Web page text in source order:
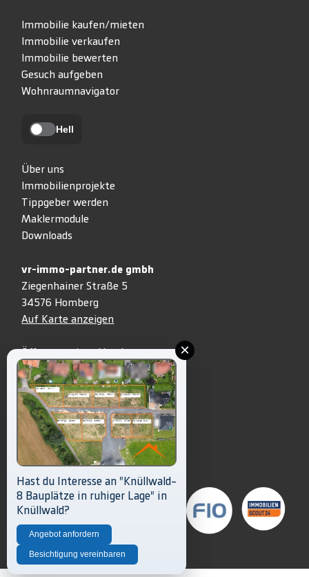
Immobilie kaufen/mieten
Immobilie verkaufen
Immobilie bewerten
Gesuch aufgeben
Wohnraumnavigator
Hell
Über uns
Immobilienprojekte
Tippgeber werden
Maklermodule
Downloads
vr-immo-partner.de gmbh
Ziegenhainer Straße 5
34576 Homberg
Auf Karte anzeigen
Mo.+ Mi. + Fr.: 8.30 Uhr – 13 Uhr
Di. + Do.: 8.30 Uhr – 18.30 Uhr
05681 999-3333
info@vr-immo-partner.de
×
Hast du Interesse an "Knüllwald-
8 Bauplätze in ruhiger Lage" in
Knüllwald?
Angebot anfordern
Besichtigung vereinbaren